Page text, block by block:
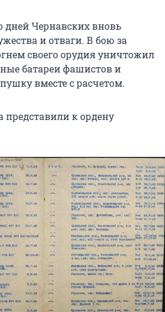
дней Чернавских вновь
и отваги. В бою за
своего орудия уничтожил
батареи фашистов и
вместе с расчетом.
представиликордену